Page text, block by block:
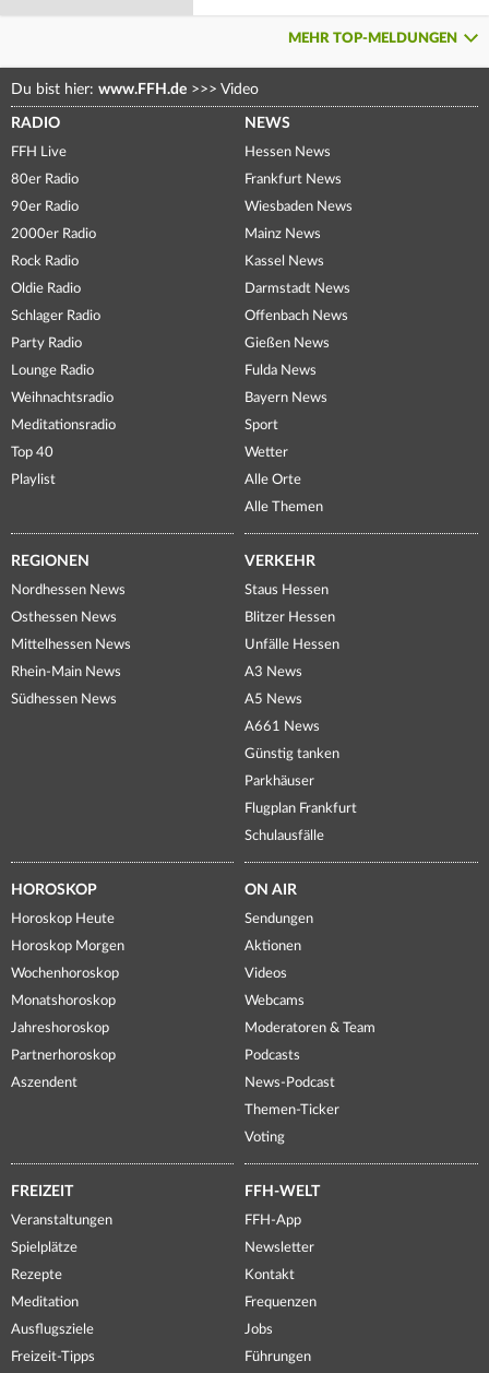
MEHR TOP-MELDUNGEN
Du bist hier: www.FFH.de >>> Video
RADIO
FFH Live
80er Radio
90er Radio
2000er Radio
Rock Radio
Oldie Radio
Schlager Radio
Party Radio
Lounge Radio
Weihnachtsradio
Meditationsradio
Top 40
Playlist
NEWS
Hessen News
Frankfurt News
Wiesbaden News
Mainz News
Kassel News
Darmstadt News
Offenbach News
Gießen News
Fulda News
Bayern News
Sport
Wetter
Alle Orte
Alle Themen
REGIONEN
Nordhessen News
Osthessen News
Mittelhessen News
Rhein-Main News
Südhessen News
VERKEHR
Staus Hessen
Blitzer Hessen
Unfälle Hessen
A3 News
A5 News
A661 News
Günstig tanken
Parkhäuser
Flugplan Frankfurt
Schulausfälle
HOROSKOP
Horoskop Heute
Horoskop Morgen
Wochenhoroskop
Monatshoroskop
Jahreshoroskop
Partnerhoroskop
Aszendent
ON AIR
Sendungen
Aktionen
Videos
Webcams
Moderatoren & Team
Podcasts
News-Podcast
Themen-Ticker
Voting
FREIZEIT
Veranstaltungen
Spielplätze
Rezepte
Meditation
Ausflugsziele
Freizeit-Tipps
FFH-WELT
FFH-App
Newsletter
Kontakt
Frequenzen
Jobs
Führungen